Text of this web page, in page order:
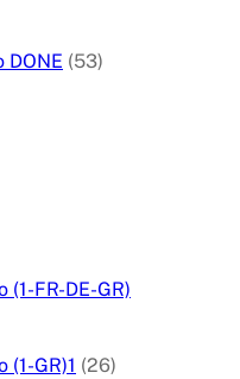
DONE (53)
(1-FR-DE-GR)
(1-GR)1 (26)